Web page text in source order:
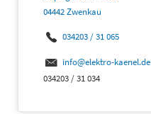
04442 Zwenkau
034203 / 31 065
info@elektro-kaenel.de
034203 / 31 034